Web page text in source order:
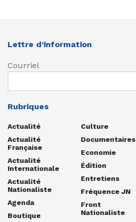
Lettre d’information
Courriel
Rubriques
Actualité
Actualité
Française
Actualité
Internationale
Actualité
Nationaliste
Agenda
Boutique
Culture
Documentaires
Economie
Édition
Entretiens
Fréquence JN
Front
Nationaliste